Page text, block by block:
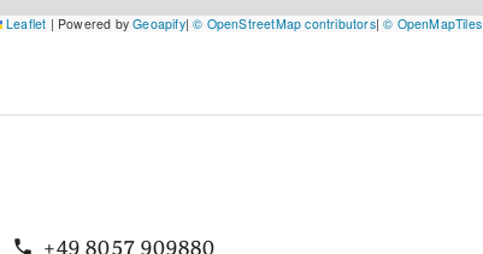
Leaflet | Powered byGeoapify|© OpenStreetMap contributors|© OpenMapTiles
+49 8057 909880